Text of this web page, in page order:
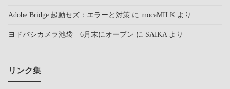
Adobe Bridge 起動セズ：エラーと対策 に mocaMILK より
ヨドバシカメラ池袋 6月末にオープン に SAIKA より
リンク集